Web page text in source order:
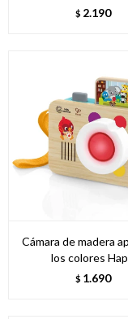
$ 2.190
Cámara de madera
los colores
$ 1.690